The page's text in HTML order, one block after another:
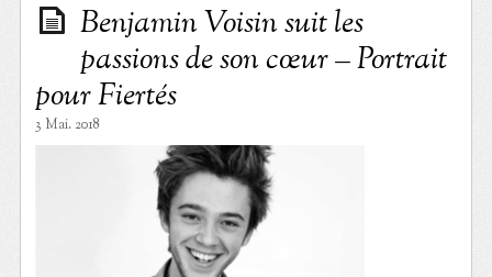
Benjamin Voisin suit les
passions de son cœur – Portrait
pour Fiertés
3 Mai. 2018